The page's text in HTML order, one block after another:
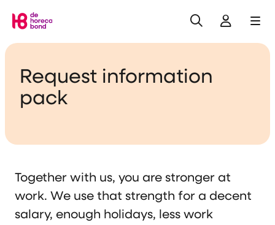
SearchLog in
Request information
pack
Together with us, you are stronger at
work. We use that strength for a decent
salary, enough holidays, less work